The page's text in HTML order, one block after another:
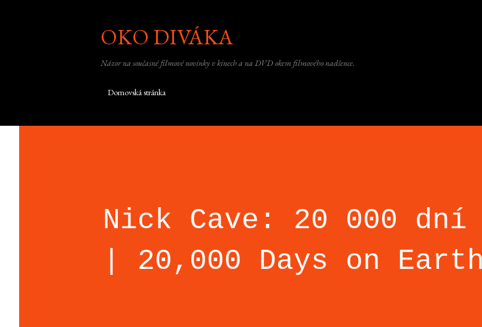
OKO DIVÁKA
Názor na současné filmové novinky v kinech a na DVD okem filmového nadšence.
Domovská stránka
Nick Cave: 20 000 dní
| 20,000 Days on